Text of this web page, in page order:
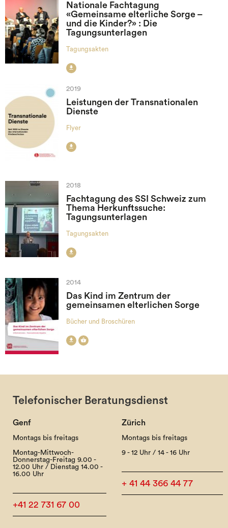
Nationale Fachtagung
«Gemeinsame elterliche Sorge –
und die Kinder?» : Die
Tagungsunterlagen
Tagungsakten

2019
Leistungen der Transnationalen
Dienste
Flyer

2018
Fachtagung des SSI Schweiz zum
Thema Herkunftssuche:
Tagungsunterlagen
Tagungsakten

2014
Das Kind im Zentrum der
gemeinsamen elterlichen Sorge
Bücher und Broschüren
 
Telefonischer Beratungsdienst
Genf
Montags bis freitags
Montag-Mittwoch-
Donnerstag-Freitag 9.00 -
12.00 Uhr / Dienstag 14.00 -
16.00 Uhr
+41 22 731 67 00
Zürich
Montags bis freitags
9 - 12 Uhr / 14 - 16 Uhr
+ 41 44 366 44 77